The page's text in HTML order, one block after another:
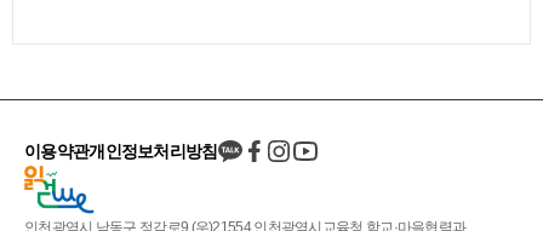
인천광역시 남동구 정각로9 (우)21554 인천광역시교육청 학교·마을협력과
이용약관개인정보처리방침